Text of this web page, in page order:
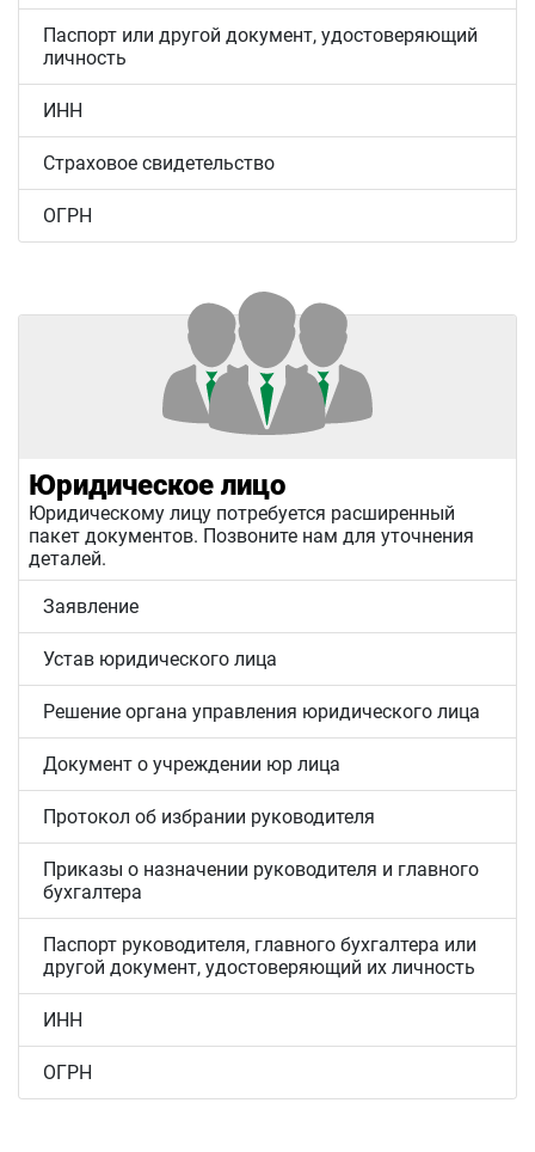
Паспорт или другой документ, удостоверяющий
личность
ИНН
Страховое свидетельство
ОГРН
Юридическое лицо
Юридическому лицу потребуется расширенный
пакет документов. Позвоните нам для уточнения
деталей.
Заявление
Устав юридического лица
Решение органа управления юридического лица
Документ о учреждении юр лица
Протокол об избрании руководителя
Приказы о назначении руководителя и главного
бухгалтера
Паспорт руководителя, главного бухгалтера или
другой документ, удостоверяющий их личность
ИНН
ОГРН